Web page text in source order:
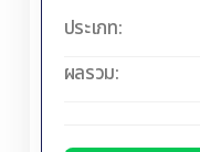
ประเภท:
ผลรวม: